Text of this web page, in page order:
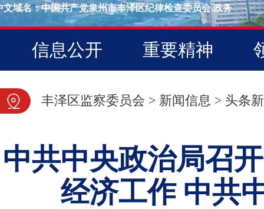
文域名：中国共产党泉州市丰泽区纪律检查委员会.政务
信息公开 重要精神
图片新闻
丰泽区监察委员会 > 新闻信息 > 头条
中共中央政治局召
经济工作 中共